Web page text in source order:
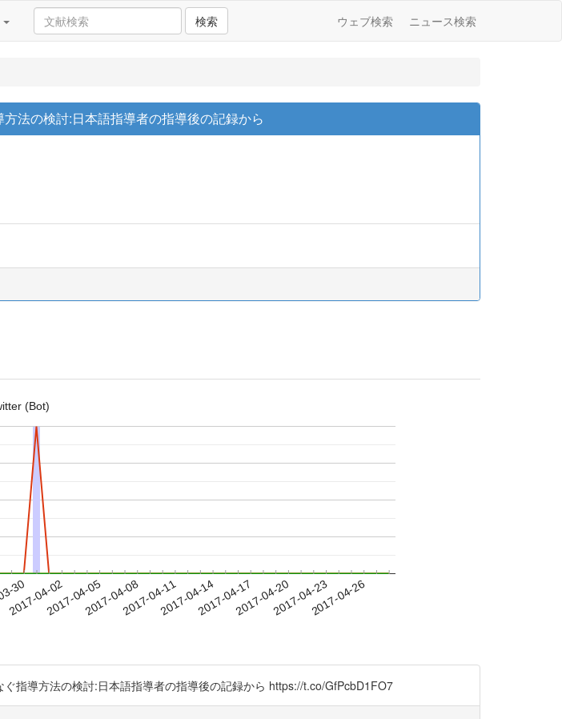
検索 ウェブ検索 ニュース検索
法の検討:日本語指導者の指導後の記録から
(Bot)
30
2017-04-022017-04-052017-04-082017-04-112017-04-142017-04-172017-04-202017-04-232017-04-26
指導方法の検討:日本語指導者の指導後の記録から https://t.co/GfPcbD1FO7